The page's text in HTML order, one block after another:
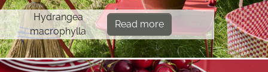
Hydrangea
macrophylla
Read more